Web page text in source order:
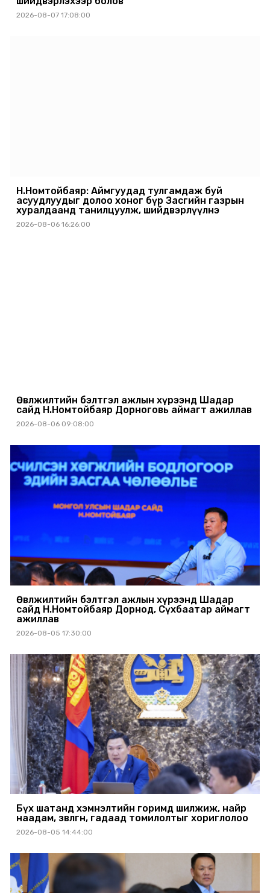
2026-08-07 17:08:00
Н.Номтойбаяр: Аймгуудад тулгамдаж буй
асуудлуудыг долоо хоног бүр Засгийн газрын
хуралдаанд танилцуулж, шийдвэрлүүлнэ
2026-08-06 16:26:00
Өвөлжилтийн бэлтгэл ажлын хүрээнд Шадар
сайд Н.Номтойбаяр Дорноговь аймагт ажиллав
2026-08-06 09:08:00
Өвөлжилтийн бэлтгэл ажлын хүрээнд Шадар
сайд Н.Номтойбаяр Дорнод, Сүхбаатар аймагт
ажиллав
2026-08-05 17:30:00
Бүх шатанд хэмнэлтийн горимд шилжиж, найр
наадам, зөвлөгөөн, гадаад томилолтыг хориглолоо
2026-08-05 14:44:00